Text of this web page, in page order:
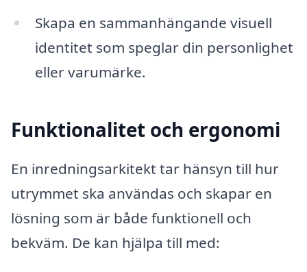
Skapa en sammanhängande visuell
identitet som speglar din personlighet
eller varumärke.
Funktionalitet och ergonomi
En inredningsarkitekt tar hänsyn till hur
utrymmet ska användas och skapar en
lösning som är både funktionell och
bekväm. De kan hjälpa till med: